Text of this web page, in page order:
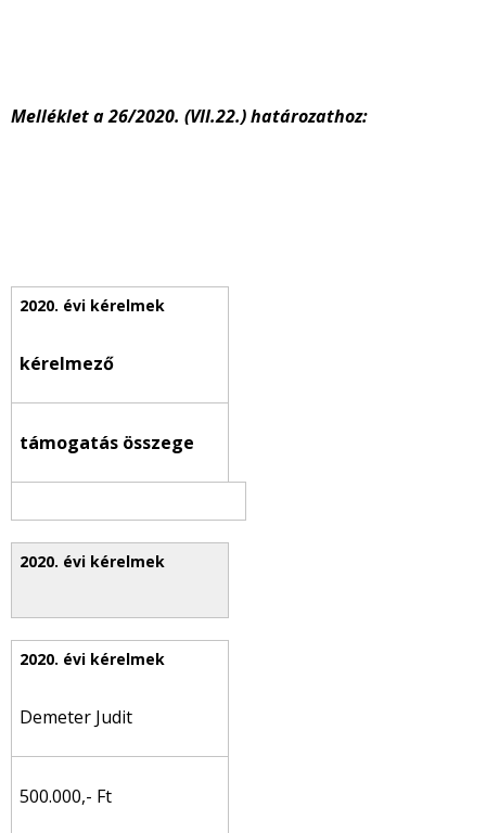
Melléklet a 26/2020. (VII.22.) határozathoz:
kérelmező
támogatás összege
Demeter Judit
500.000,- Ft